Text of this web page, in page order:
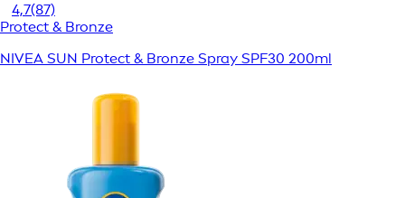
4,7(87)
Protect & Bronze
NIVEA SUN Protect & Bronze Spray SPF30 200ml